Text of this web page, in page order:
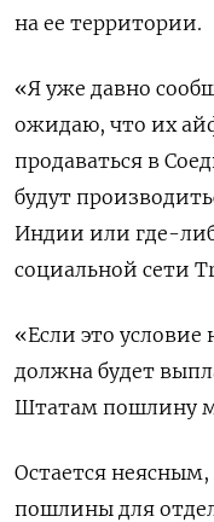
на ее территории.
«Я уже давно
ожидаю, что их
продаваться в
будут
Индии или где-
социальной сети
«Если это условие
должна будет
Штатам пошлину
Остается
пошлины для